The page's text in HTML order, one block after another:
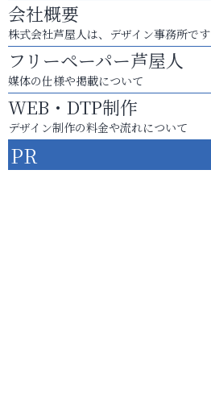
会社概要
株式会社芦屋人は、デザイン事務所です
フリーペーパー芦屋人
媒体の仕様や掲載について
WEB・DTP制作
デザイン制作の料金や流れについて
PR